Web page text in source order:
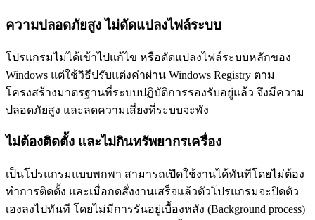
ความปลอดภัยสูง ไม่ดัดแปลงไฟล์ระบบ
โปรแกรมไม่ได้เข้าไปแก้ไข หรือดัดแปลงไฟล์ระบบหลักของ
Windows แต่ใช้วิธีปรับแต่งค่าผ่าน Windows Registry ตาม
โครงสร้างมาตรฐานที่ระบบปฏิบัติการรองรับอยู่แล้ว จึงมีความ
ปลอดภัยสูง และลดความเสี่ยงที่ระบบจะพัง
ไม่ต้องติดตั้ง และไม่กินทรัพยากรเครื่อง
เป็นโปรแกรมแบบพกพา สามารถเปิดใช้งานได้ทันทีโดยไม่ต้อง
ทำการติดตั้ง และเมื่อกดสั่งงานเสร็จแล้วตัวโปรแกรมจะปิดตัว
เองลงไปทันที โดยไม่มีการรันอยู่เบื้องหลัง (Background process)